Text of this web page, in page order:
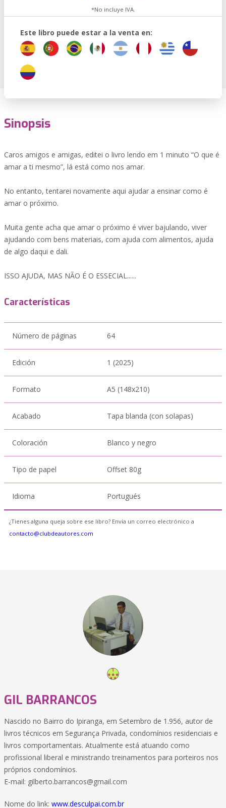
*No incluye IVA.
Este libro puede estar a la venta en:
Sinopsis
Caros amigos e amigas, editei o livro lendo em 1 minuto “O que é
amar a ti mesmo”, lá está como nos amar.
No entanto, tentarei novamente aqui ajudar a ensinar como é
amar o próximo.
Muita gente acha que amar o próximo é viver bajulando, viver
ajudando com bens materiais, com ajuda com alimentos, ajuda
de algo daqui e dali.
ISSO AJUDA, MAS NÃO É O ESSECIAL......
Características
Número de páginas 64
Edición 1 (2025)
Formato A5 (148x210)
Acabado Tapa blanda (con solapas)
Coloración Blanco y negro
Tipo de papel Offset 80g
Idioma Portugués
¿Tienes alguna queja sobre ese libro? Envía un correo electrónico a
contacto@clubdeautores.com
GIL BARRANCOS
Nascido no Bairro do Ipiranga, em Setembro de 1.956, autor de
livros técnicos em Segurança Privada, condomínios residenciais e
livros comportamentais. Atualmente está atuando como
profissional liberal e ministrando treinamentos para porteiros nos
próprios condomínios.
E-mail: gilberto.barrancos@gmail.com
Nome do link: www.desculpai.com.br